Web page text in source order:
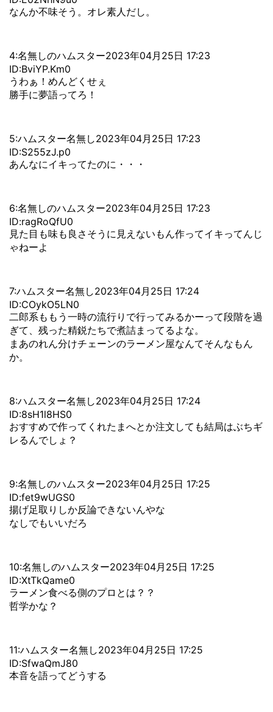
なんか不味そう。オレ素人だし。
4:名無しのハムスター2023年04月25日 17:23
ID:BviYP.Km0
うわぁ！めんどくせぇ
勝手に夢語ってろ！
5:ハムスター名無し2023年04月25日 17:23
ID:S255zJ.p0
あんなにイキってたのに・・・
6:名無しのハムスター2023年04月25日 17:23
ID:ragRoQfU0
見た目も味も良さそうに見えないもん作ってイキってんじ
ゃねーよ
7:ハムスター名無し2023年04月25日 17:24
ID:COykO5LN0
二郎系ももう一時の流行りで行ってみるかーって段階を過
ぎて、残った精鋭たちで煮詰まってるよな。
まあのれん分けチェーンのラーメン屋なんてそんなもん
か。
8:ハムスター名無し2023年04月25日 17:24
ID:8sH1l8HS0
おすすめで作ってくれたまへとか注文しても結局はぶちギ
レるんでしょ？
9:名無しのハムスター2023年04月25日 17:25
ID:fet9wUGS0
揚げ足取りしか反論できないんやな
なしでもいいだろ
10:名無しのハムスター2023年04月25日 17:25
ID:XtTkQame0
ラーメン食べる側のプロとは？？
哲学かな？
11:ハムスター名無し2023年04月25日 17:25
ID:SfwaQmJ80
本音を語ってどうする